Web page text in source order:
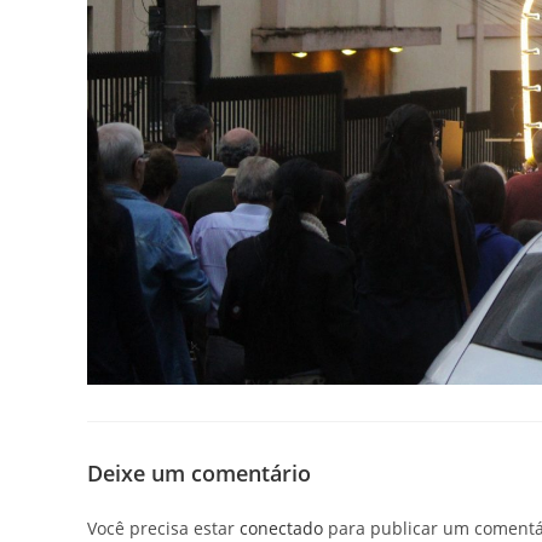
Deixe um comentário
Você precisa estar conectado para publicar um